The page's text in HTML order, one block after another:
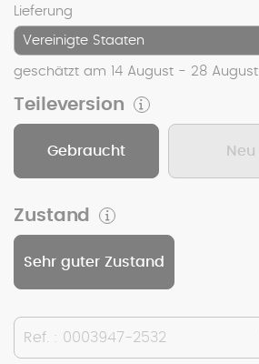
Lieferung
geschätzt am 14 August - 28 August
Teileversion
Gebraucht Neu
Zustand
Sehr guter Zustand
Ref. : 0003947-2532